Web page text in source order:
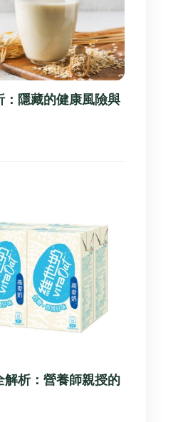
：隱藏的健康風險與
解析：營養師親授的